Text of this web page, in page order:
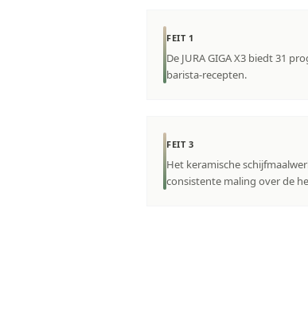
FEIT 1
De JURA GIGA X3 biedt 31
barista-recepten.
FEIT 3
Het keramische
consistente maling over de